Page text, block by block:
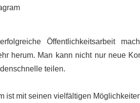
Öffentlichkeitsarbeit
herum. Man kann nicht nur neue
teilen.
ist mit seinen vielfältigen